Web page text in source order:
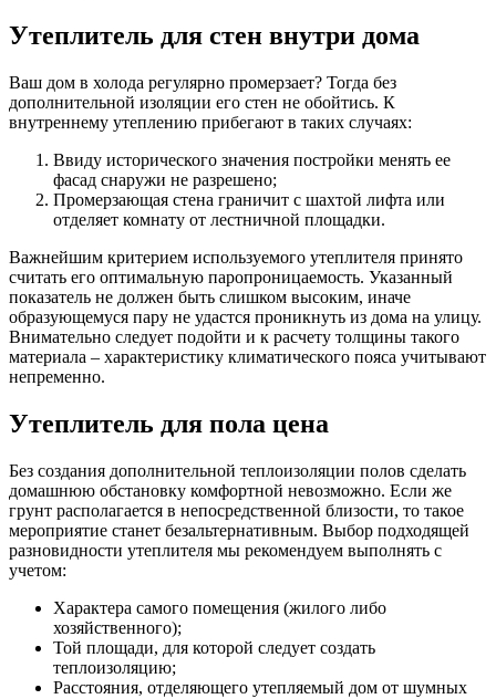
Утеплитель для стен внутри дома
Ваш дом в холода регулярно промерзает? Тогда без
дополнительной изоляции его стен не обойтись. К
внутреннему утеплению прибегают в таких случаях:
Ввиду исторического значения постройки менять ее
фасад снаружи не разрешено;
Промерзающая стена граничит с шахтой лифта или
отделяет комнату от лестничной площадки.
Важнейшим критерием используемого утеплителя принято
считать его оптимальную паропроницаемость. Указанный
показатель не должен быть слишком высоким, иначе
образующемуся пару не удастся проникнуть из дома на улицу.
Внимательно следует подойти и к расчету толщины такого
материала – характеристику климатического пояса учитывают
непременно.
Утеплитель для пола цена
Без создания дополнительной теплоизоляции полов сделать
домашнюю обстановку комфортной невозможно. Если же
грунт располагается в непосредственной близости, то такое
мероприятие станет безальтернативным. Выбор подходящей
разновидности утеплителя мы рекомендуем выполнять с
учетом:
Характера самого помещения (жилого либо
хозяйственного);
Той площади, для которой следует создать
теплоизоляцию;
Расстояния, отделяющего утепляемый дом от шумных